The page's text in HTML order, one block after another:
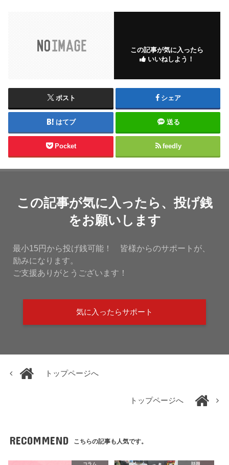
この記事が気に入ったら
いいねしよう！
ポスト シェア
はてブ 送る
Pocket feedly
この記事が気に入ったら、投げ銭
をお願いします
最小15円から投げ銭可能！ 皆様からのサポートが、
励みになります。
ご支援ありがとうございます！
気に入ったらサポート
トップページへ
トップページへ
RECOMMEND こちらの記事も人気です。
コラム 話題